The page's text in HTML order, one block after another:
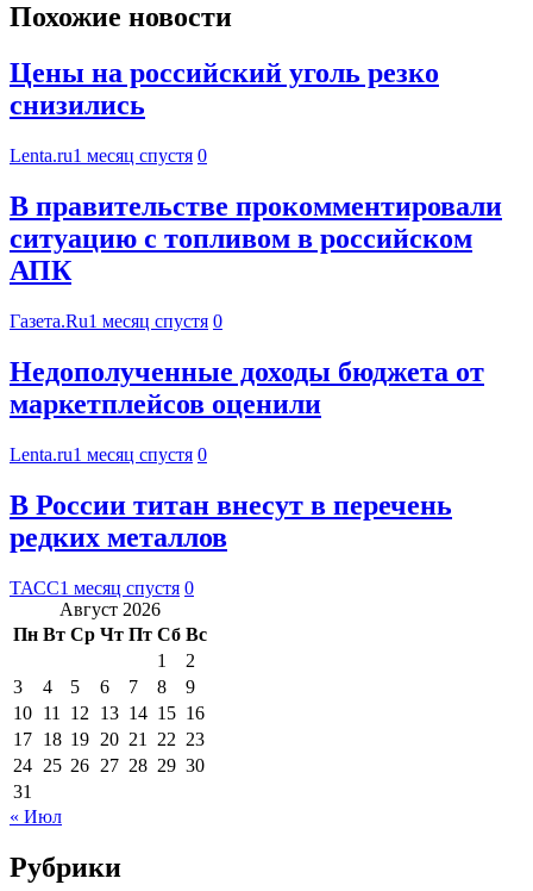
Похожие новости
Цены на российский уголь резко
снизились
Lenta.ru1 месяц спустя 0
В правительстве прокомментировали
ситуацию с топливом в российском
АПК
Газета.Ru1 месяц спустя 0
Недополученные доходы бюджета от
маркетплейсов оценили
Lenta.ru1 месяц спустя 0
В России титан внесут в перечень
редких металлов
ТАСС1 месяц спустя 0
Август 2026
Пн Вт Ср Чт Пт Сб Вс
1
2
3
4 5 6 7 8
9
10 11 12 13 14 15 16
17 18 19 20 21 22 23
24 25 26 27 28 29 30
31
« Июл
Рубрики